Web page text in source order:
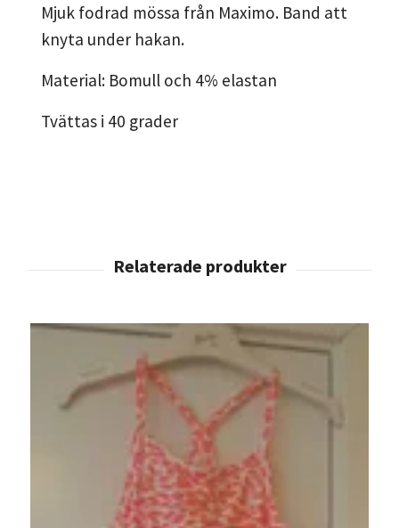
Mjuk fodrad mössa från Maximo. Band att
knyta under hakan.
Material: Bomull och 4% elastan
Tvättas i 40 grader